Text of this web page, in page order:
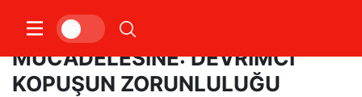
ULUSAL KURTULUŞTAN SINIF
MÜCADELESİNE: DEVRİMCİ
KOPUŞUN ZORUNLULUĞU